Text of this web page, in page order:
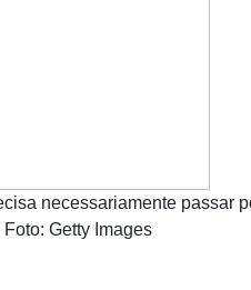
necessariamente passar
Getty Images